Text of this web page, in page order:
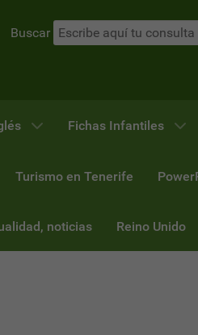
Buscar
Fichas Infantiles
Turismo en Tenerife
noticias Reino Unido